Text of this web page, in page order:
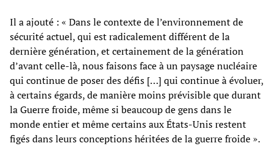
Il a ajouté : « Dans le contexte de l’environnement de
sécurité actuel, qui est radicalement différent de la
dernière génération, et certainement de la génération
d’avant celle-là, nous faisons face à un paysage nucléaire
qui continue de poser des défis […] qui continue à évoluer,
à certains égards, de manière moins prévisible que durant
la Guerre froide, même si beaucoup de gens dans le
monde entier et même certains aux États-Unis restent
figés dans leurs conceptions héritées de la guerre froide ».